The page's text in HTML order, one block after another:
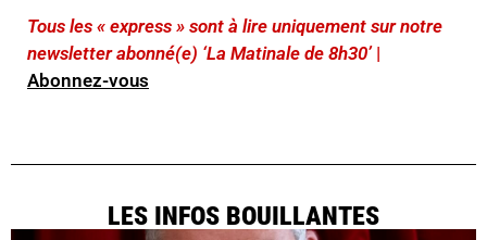
Tous les « express » sont à lire uniquement sur notre
newsletter abonné(e) ‘La Matinale de 8h30’ |
Abonnez-vous
LES INFOS BOUILLANTES